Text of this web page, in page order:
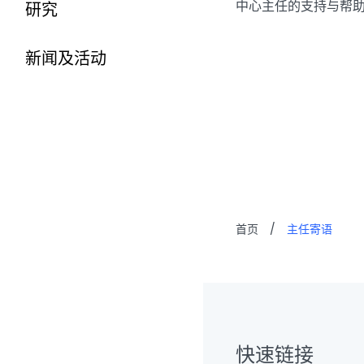
研究
新闻及活动
中心主任的支持与帮助
首页 / 主任寄语
快速链接